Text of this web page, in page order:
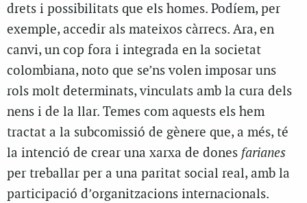
drets i possibilitats que els homes. Podíem, per
exemple, accedir als mateixos càrrecs. Ara, en
canvi, un cop fora i integrada en la societat
colombiana, noto que se’ns volen imposar uns
rols molt determinats, vinculats amb la cura dels
nens i de la llar. Temes com aquests els hem
tractat a la subcomissió de gènere que, a més, té
la intenció de crear una xarxa de dones farianes
per treballar per a una paritat social real, amb la
participació d’organitzacions internacionals.